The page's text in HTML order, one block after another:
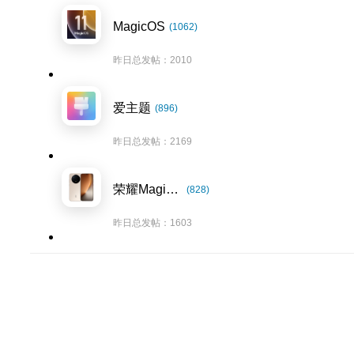
MagicOS (1062)
昨日总发帖：2010
爱主题 (896)
昨日总发帖：2169
荣耀Magic8系列 (828)
昨日总发帖：1603